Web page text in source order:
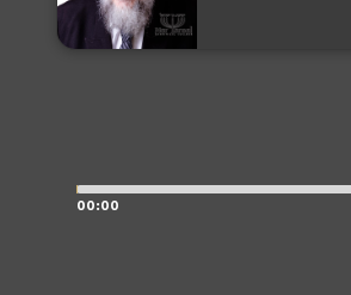
00:00